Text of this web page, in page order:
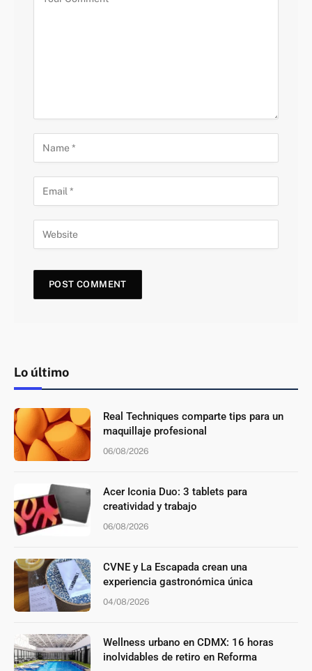
Lo último
Real Techniques comparte tips para un
maquillaje profesional
06/08/2026
Acer Iconia Duo: 3 tablets para
creatividad y trabajo
06/08/2026
CVNE y La Escapada crean una
experiencia gastronómica única
04/08/2026
Wellness urbano en CDMX: 16 horas
inolvidables de retiro en Reforma